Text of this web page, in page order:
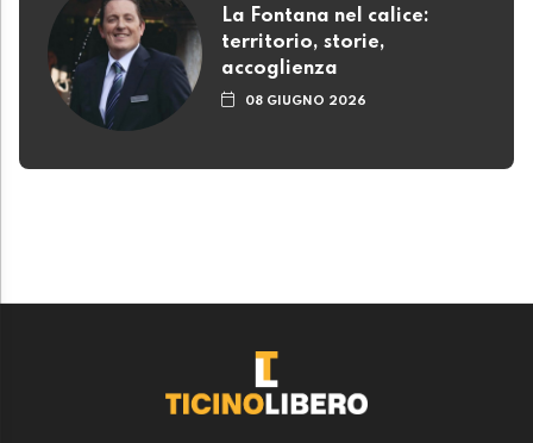
La Fontana nel calice:
territorio, storie,
accoglienza
08 GIUGNO 2026